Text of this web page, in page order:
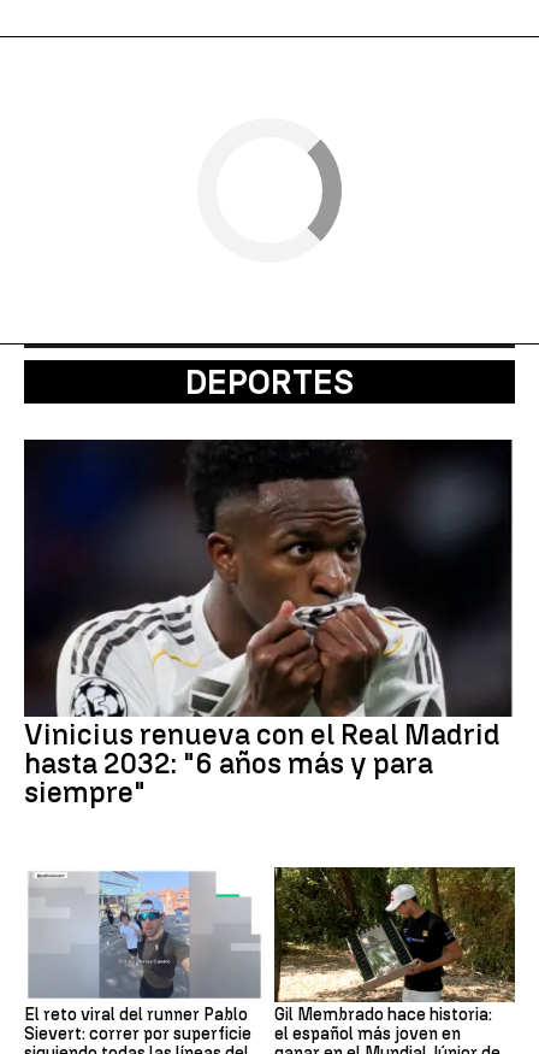
DEPORTES
Vinicius renueva con el Real Madrid
hasta 2032: "6 años más y para
siempre"
El reto viral del runner Pablo
Sievert: correr por superficie
Gil Membrado hace historia:
el español más joven en